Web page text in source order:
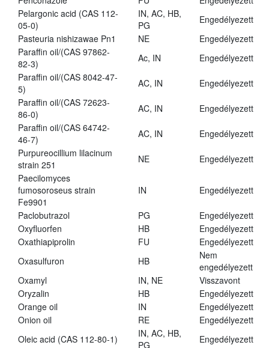
Pelargonic acid (CAS 112-
05-0)
IN, AC, HB,
PG
Engedélyezett
Pasteuria nishizawae Pn1
NE
Engedélyezett
Paraffin oil/(CAS 97862-
82-3)
Ac, IN
Engedélyezett
Paraffin oil/(CAS 8042-47-
5)
AC, IN
Engedélyezett
Paraffin oil/(CAS 72623-
86-0)
AC, IN
Engedélyezett
Paraffin oil/(CAS 64742-
46-7)
AC, IN
Engedélyezett
Purpureocillium lilacinum
strain 251
NE
Engedélyezett
Paecilomyces
fumosoroseus strain
Fe9901
IN Engedélyezett
Paclobutrazol PG
Engedélyezett
Oxyfluorfen
HB
Engedélyezett
Oxathiapiprolin
FU
Engedélyezett
Oxasulfuron
HB
Nem
engedélyezett
Oxamyl
IN, NE
Visszavont
Oryzalin
HB
Engedélyezett
Orange oil
IN
Engedélyezett
Onion oil
RE
Engedélyezett
Oleic acid (CAS 112-80-1)
IN, AC, HB,
PG
Engedélyezett